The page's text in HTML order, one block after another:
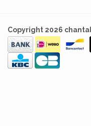
Copyright 2026